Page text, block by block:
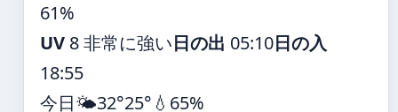
61%
UV 8 非常に強い日の出 05:10日の入
18:55
今日🌤️32°25° 💧65%